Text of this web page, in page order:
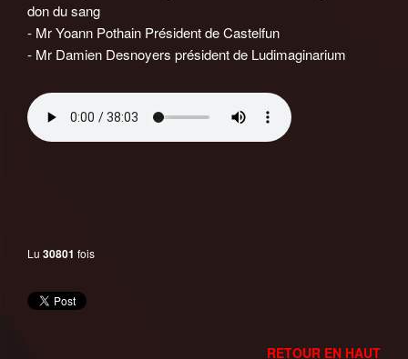
don du sang
- Mr Yoann Pothain Président de Castelfun
- Mr Damien Desnoyers président de Ludimaginarium
Lu 30801 fois
RETOUR EN HAUT